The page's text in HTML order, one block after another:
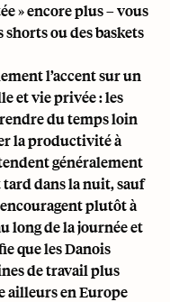
» encore plus – vous
ou des baskets
l’accent sur un
et vie privée : les
du temps loin
la productivité à
généralement
tard dans la nuit, sauf
plutôt à
long de la journée et
que les Danois
de travail plus
ailleurs en Europe